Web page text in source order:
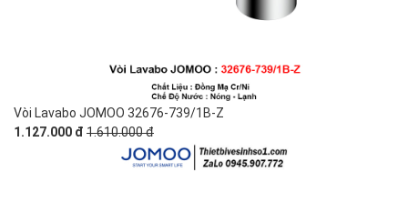
Vòi Lavabo JOMOO 32676-739/1B-Z
1.127.000 đ 1.610.000 đ